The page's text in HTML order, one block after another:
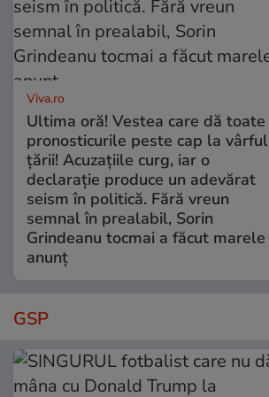
Viva.ro
Ultima oră! Vestea care dă toate
pronosticurile peste cap la vârful
țării! Acuzațiile curg, iar o
declarație produce un adevărat
seism în politică. Fără vreun
semnal în prealabil, Sorin
Grindeanu tocmai a făcut marele
anunț
GSP